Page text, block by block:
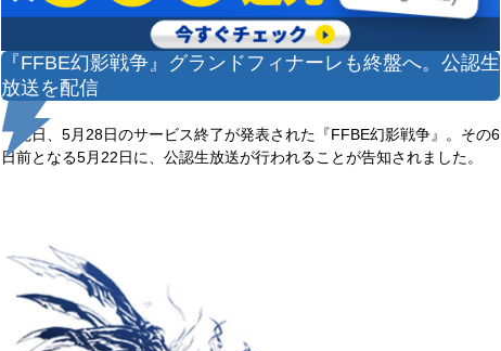
『FFBE幻影戦争』グランドフィナーレも終盤へ。公認生
放送を配信
先日、5月28日のサービス終了が発表された『FFBE幻影戦争』。その6
日前となる5月22日に、公認生放送が行われることが告知されました。